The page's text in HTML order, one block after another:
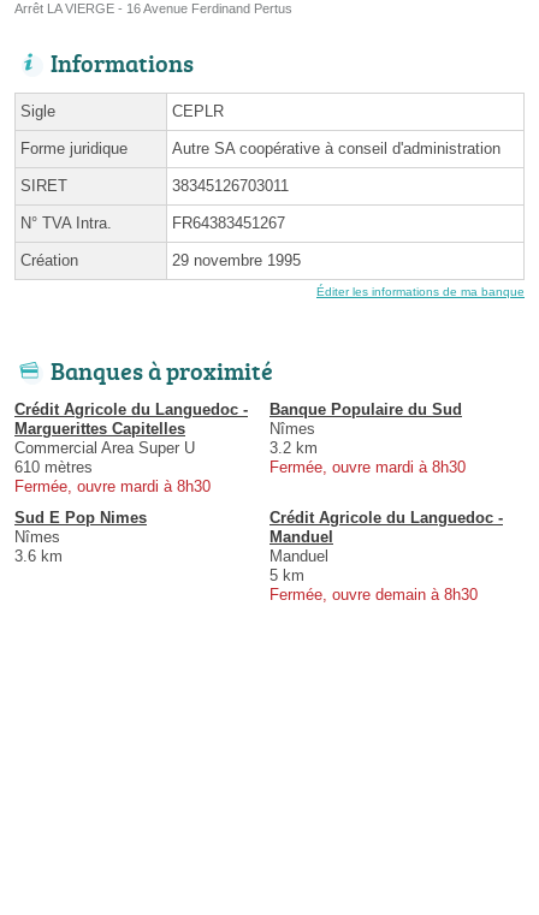
Arrêt LA VIERGE - 16 Avenue Ferdinand Pertus
Informations
Sigle CEPLR
Forme juridique Autre SA coopérative à conseil d'administration
SIRET 38345126703011
N° TVA Intra. FR64383451267
Création 29 novembre 1995
Éditer les informations de ma banque
Banques à proximité
Crédit Agricole du Languedoc -
Marguerittes Capitelles
Commercial Area Super U
610 mètres
Fermée, ouvre mardi à 8h30
Banque Populaire du Sud
Nîmes
3.2 km
Fermée, ouvre mardi à 8h30
Sud E Pop Nimes
Nîmes
3.6 km
Crédit Agricole du Languedoc -
Manduel
Manduel
5 km
Fermée, ouvre demain à 8h30